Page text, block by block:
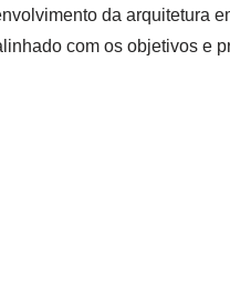
da arquitetura
com os objetivos e